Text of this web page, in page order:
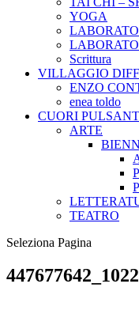
YOGA
Scrittura
VILLAGGIO
ENZO
enea toldo
CUORI
ARTE
TEATRO
Seleziona Pagina